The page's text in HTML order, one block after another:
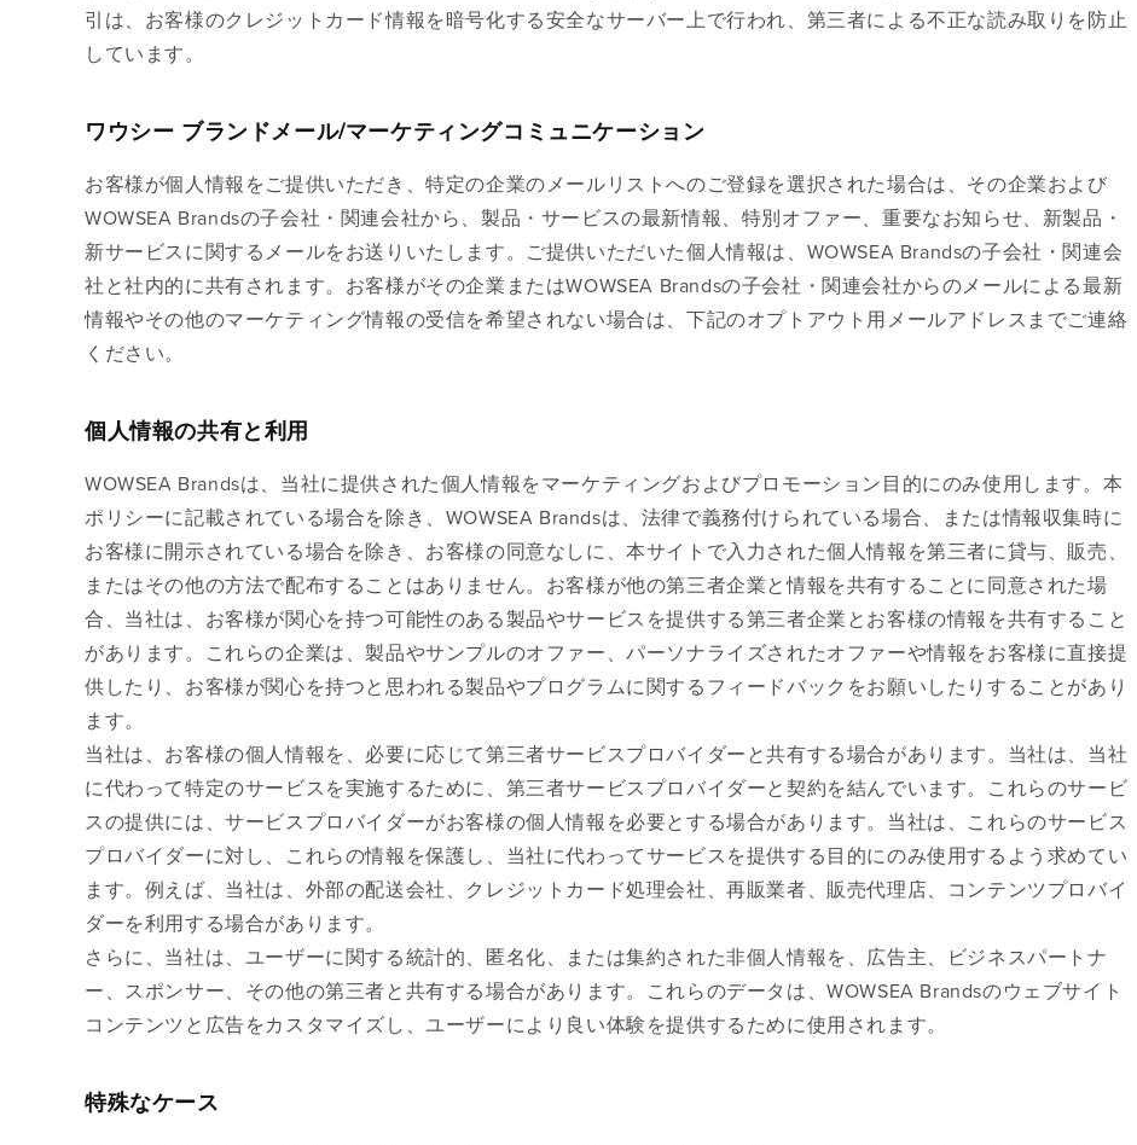
引は、お客様のクレジットカード情報を暗号化する安全なサーバー上で行われ、第三者による不正な読み取りを防止
しています。
ワウシー ブランドメール/マーケティングコミュニケーション
お客様が個人情報をご提供いただき、特定の企業のメールリストへのご登録を選択された場合は、その企業および
WOWSEA Brandsの子会社・関連会社から、製品・サービスの最新情報、特別オファー、重要なお知らせ、新製品・
新サービスに関するメールをお送りいたします。ご提供いただいた個人情報は、WOWSEA Brandsの子会社・関連会
社と社内的に共有されます。お客様がその企業またはWOWSEA Brandsの子会社・関連会社からのメールによる最新
情報やその他のマーケティング情報の受信を希望されない場合は、下記のオプトアウト用メールアドレスまでご連絡
ください。
個人情報の共有と利用
WOWSEA Brandsは、当社に提供された個人情報をマーケティングおよびプロモーション目的にのみ使用します。本
ポリシーに記載されている場合を除き、WOWSEA Brandsは、法律で義務付けられている場合、または情報収集時に
お客様に開示されている場合を除き、お客様の同意なしに、本サイトで入力された個人情報を第三者に貸与、販売、
またはその他の方法で配布することはありません。お客様が他の第三者企業と情報を共有することに同意された場
合、当社は、お客様が関心を持つ可能性のある製品やサービスを提供する第三者企業とお客様の情報を共有すること
があります。これらの企業は、製品やサンプルのオファー、パーソナライズされたオファーや情報をお客様に直接提
供したり、お客様が関心を持つと思われる製品やプログラムに関するフィードバックをお願いしたりすることがあり
ます。
当社は、お客様の個人情報を、必要に応じて第三者サービスプロバイダーと共有する場合があります。当社は、当社
に代わって特定のサービスを実施するために、第三者サービスプロバイダーと契約を結んでいます。これらのサービ
スの提供には、サービスプロバイダーがお客様の個人情報を必要とする場合があります。当社は、これらのサービス
プロバイダーに対し、これらの情報を保護し、当社に代わってサービスを提供する目的にのみ使用するよう求めてい
ます。例えば、当社は、外部の配送会社、クレジットカード処理会社、再販業者、販売代理店、コンテンツプロバイ
ダーを利用する場合があります。
さらに、当社は、ユーザーに関する統計的、匿名化、または集約された非個人情報を、広告主、ビジネスパートナ
ー、スポンサー、その他の第三者と共有する場合があります。これらのデータは、WOWSEA Brandsのウェブサイト
コンテンツと広告をカスタマイズし、ユーザーにより良い体験を提供するために使用されます。
特殊なケース